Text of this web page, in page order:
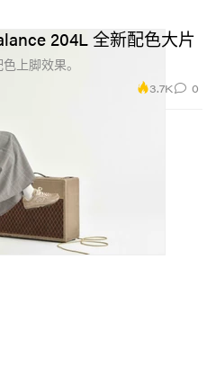
204L 全新配色大片
上脚效果。
3.7K 0